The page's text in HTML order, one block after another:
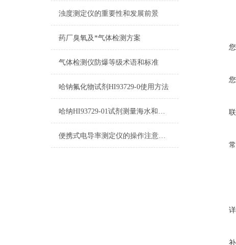
浊度测定仪的重要性和发展前景
药厂臭氧及*气体检测方案
气体检测仪防爆等级术语和标准
哈钠氟化物试剂HI93729-0使用方法
哈纳HI93729-01试剂测量海水和废水注意事项
便携式电导率测定仪的操作注意要点分析